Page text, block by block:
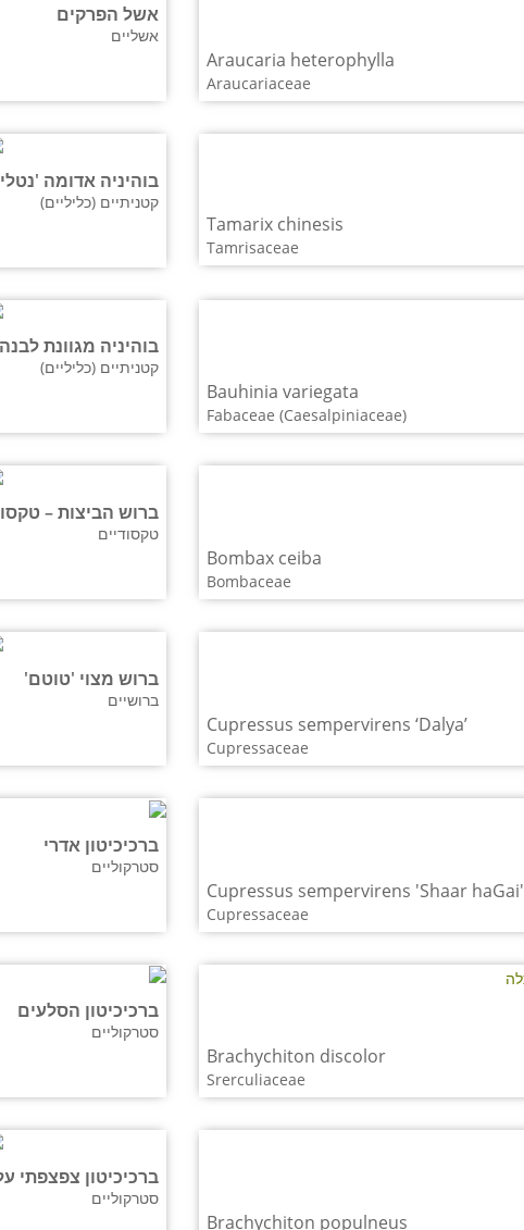
Araucaria heterophylla
Araucariaceae
אשל הפרקים
אשליים
Tamarix chinesis
Tamrisaceae
בוהיניה אדומה
קטניתיים (כליליים)
Bauhinia variegata
Fabaceae (Caesalpiniaceae)
בוהיניה מגוונת
קטניתיים (כליליים)
Bombax ceiba
Bombaceae
ברוש הביצות –
טקסודיים
Cupressus sempervirens ‘Dalya’
Cupressaceae
ברוש מצוי 'טוטם'
ברושיים
Cupressus sempervirens 'Shaar haGai'
Cupressaceae
ברכיכיטון אדרי
סטרקוליים
Brachychiton discolor
Srerculiaceae
ברכיכיטון הסלעים
סטרקוליים
Brachychiton populneus
ברכיכיטון צפצפתי
סטרקוליים